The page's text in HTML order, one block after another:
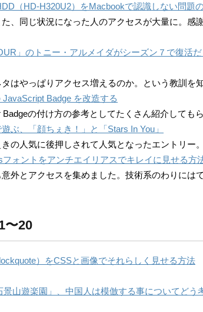
（HD-H320U2）をMacbookで認識しない問題
た、同じ状況になった人のアクセスが大量に。感
」のトニー・アルメイダがシーズン７で復活
タはやっぱりアクセス増えるのか。という教訓を
Badge を改造する
Badgeの付け方の参考としてたくさん紹介しても
ぶ、「顔ちぇき！」と「Stars In You」
きの人気に後押しされて人気となったエントリー。
フォントをアンチエイリアスでキレイに見せる方
意外とアクセスを集めました。技術系のわりには
〜20
）をCSSと画像でそれらしく見せる方法
景山遊楽園」、中国人は模倣する事についてどう